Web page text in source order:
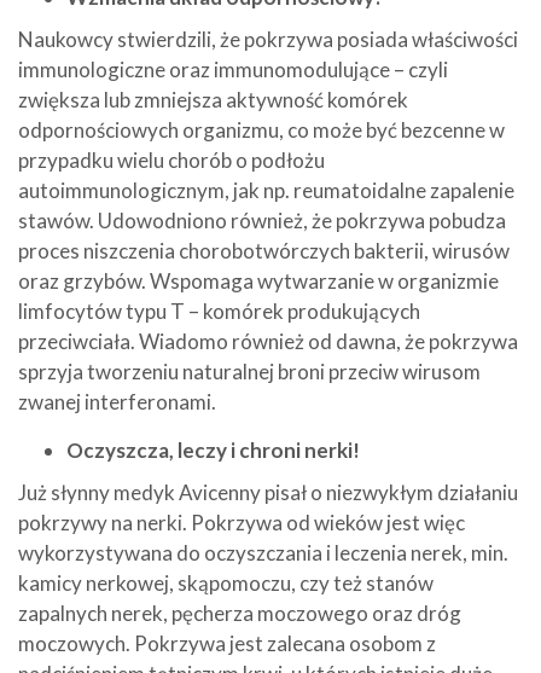
Naukowcy stwierdzili, że pokrzywa posiada właściwości
immunologiczne oraz immunomodulujące – czyli
zwiększa lub zmniejsza aktywność komórek
odpornościowych organizmu, co może być bezcenne w
przypadku wielu chorób o podłożu
autoimmunologicznym, jak np. reumatoidalne zapalenie
stawów. Udowodniono również, że pokrzywa pobudza
proces niszczenia chorobotwórczych bakterii, wirusów
oraz grzybów. Wspomaga wytwarzanie w organizmie
limfocytów typu T – komórek produkujących
przeciwciała. Wiadomo również od dawna, że pokrzywa
sprzyja tworzeniu naturalnej broni przeciw wirusom
zwanej interferonami.
Oczyszcza, leczy i chroni nerki!
Już słynny medyk Avicenny pisał o niezwykłym działaniu
pokrzywy na nerki. Pokrzywa od wieków jest więc
wykorzystywana do oczyszczania i leczenia nerek, min.
kamicy nerkowej, skąpomoczu, czy też stanów
zapalnych nerek, pęcherza moczowego oraz dróg
moczowych. Pokrzywa jest zalecana osobom z